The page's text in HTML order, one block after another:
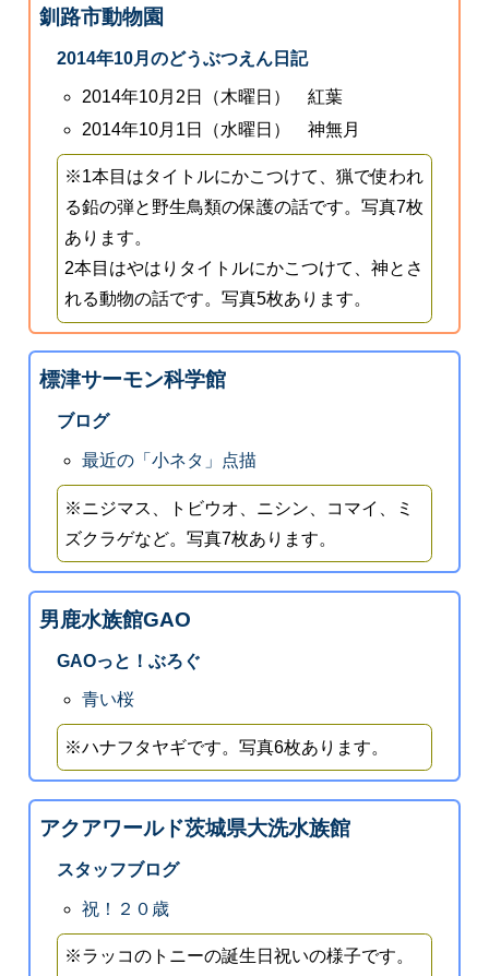
釧路市動物園
2014年10月のどうぶつえん日記
2014年10月2日（木曜日） 紅葉
2014年10月1日（水曜日） 神無月
※1本目はタイトルにかこつけて、猟で使われ
る鉛の弾と野生鳥類の保護の話です。写真7枚
あります。
2本目はやはりタイトルにかこつけて、神とさ
れる動物の話です。写真5枚あります。
標津サーモン科学館
ブログ
最近の「小ネタ」点描
※ニジマス、トビウオ、ニシン、コマイ、ミ
ズクラゲなど。写真7枚あります。
男鹿水族館GAO
GAOっと！ぶろぐ
青い桜
※ハナフタヤギです。写真6枚あります。
アクアワールド茨城県大洗水族館
スタッフブログ
祝！２０歳
※ラッコのトニーの誕生日祝いの様子です。